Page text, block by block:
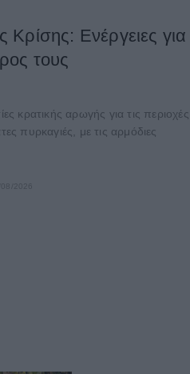
Κρίσης: Ενέργειες για
τους
κρατικής αρωγής για τις περιοχές
πυρκαγιές, με τις αρμόδιες